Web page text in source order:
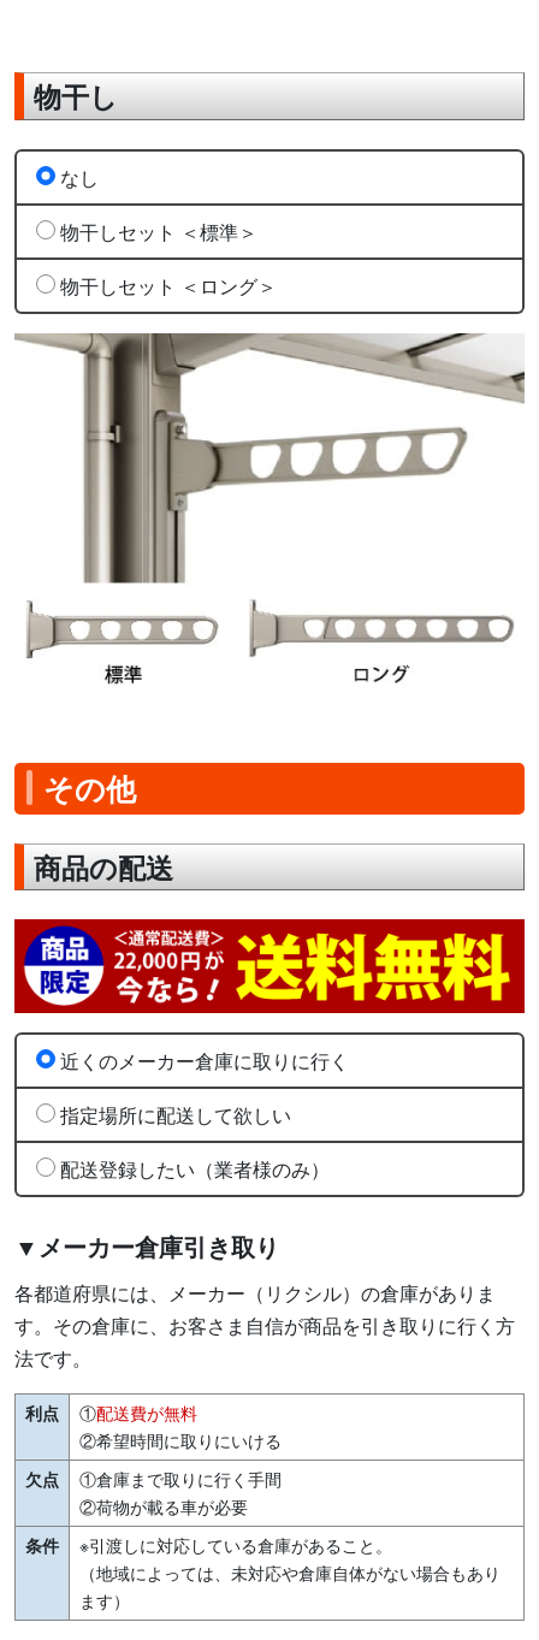
物干し
なし
物干しセット ＜標準＞
物干しセット ＜ロング＞
その他
商品の配送
▼メーカー倉庫引き取り
各都道府県には、メーカー（リクシル）の倉庫がありま
す。その倉庫に、お客さま自信が商品を引き取りに行く方
法です。
利点 ①配送費が無料
②希望時間に取りにいける
欠点
①倉庫まで取りに行く手間
②荷物が載る車が必要
条件
※引渡しに対応している倉庫があること。
（地域によっては、未対応や倉庫自体がない場合もあり
ます）
近くのメーカー倉庫に取りに行く
指定場所に配送して欲しい
配送登録したい（業者様のみ）